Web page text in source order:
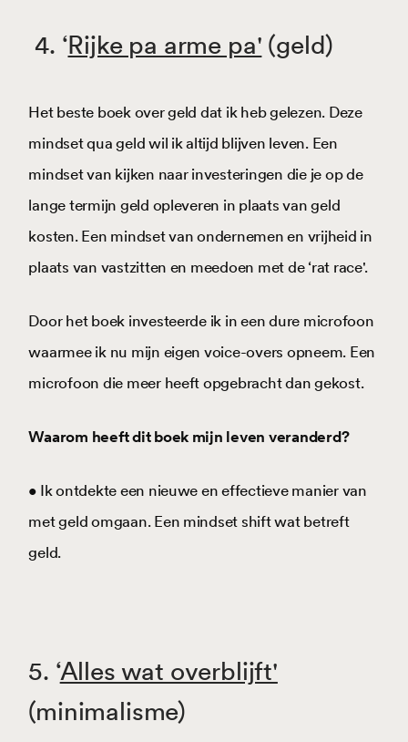
4. ‘Rijke pa arme pa' (geld)
Het beste boek over geld dat ik heb gelezen. Deze
mindset qua geld wil ik altijd blijven leven. Een
mindset van kijken naar investeringen die je op de
lange termijn geld opleveren in plaats van geld
kosten. Een mindset van ondernemen en vrijheid in
plaats van vastzitten en meedoen met de ‘rat race'.
Door het boek investeerde ik in een dure microfoon
waarmee ik nu mijn eigen voice-overs opneem. Een
microfoon die meer heeft opgebracht dan gekost.
Waarom heeft dit boek mijn leven veranderd?
• Ik ontdekte een nieuwe en effectieve manier van
met geld omgaan. Een mindset shift wat betreft
geld.
5. ‘Alles wat overblijft'
(minimalisme)